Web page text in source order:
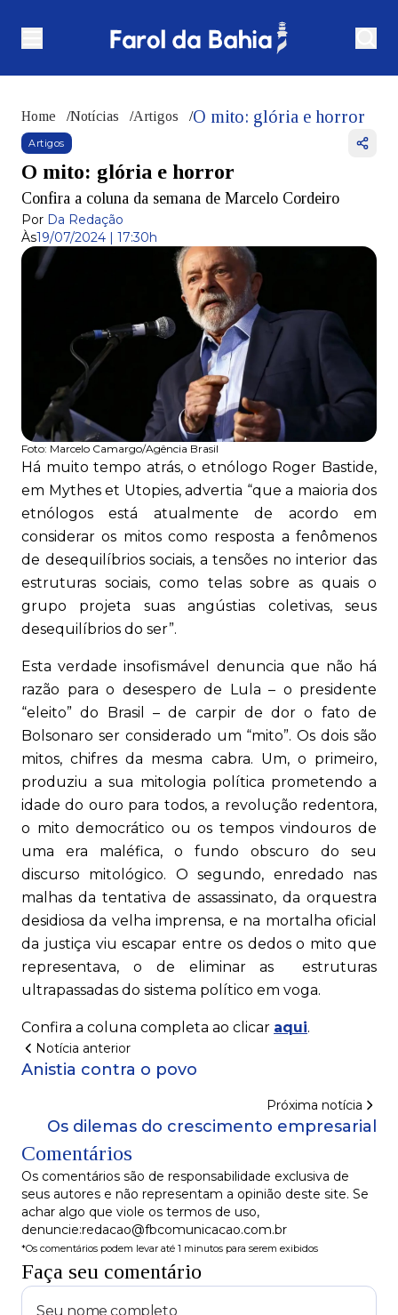
Home /Notícias /Artigos /O mito: glória e horror
Artigos
O mito: glória e horror
Confira a coluna da semana de Marcelo Cordeiro
Por Da Redação
Às19/07/2024 | 17:30h
Foto: Marcelo Camargo/Agência Brasil
Há muito tempo atrás, o etnólogo Roger Bastide,
em Mythes et Utopies, advertia “que a maioria dos
etnólogos está atualmente de acordo em
considerar os mitos como resposta a fenômenos
de desequilíbrios sociais, a tensões no interior das
estruturas sociais, como telas sobre as quais o
grupo projeta suas angústias coletivas, seus
desequilíbrios do ser”.
Esta verdade insofismável denuncia que não há
razão para o desespero de Lula – o presidente
“eleito” do Brasil – de carpir de dor o fato de
Bolsonaro ser considerado um “mito”. Os dois são
mitos, chifres da mesma cabra. Um, o primeiro,
produziu a sua mitologia política prometendo a
idade do ouro para todos, a revolução redentora,
o mito democrático ou os tempos vindouros de
uma era maléfica, o fundo obscuro do seu
discurso mitológico. O segundo, enredado nas
malhas da tentativa de assassinato, da orquestra
desidiosa da velha imprensa, e na mortalha oficial
da justiça viu escapar entre os dedos o mito que
representava, o de eliminar as estruturas
ultrapassadas do sistema político em voga.
Confira a coluna completa ao clicar aqui.
Notícia anterior
Anistia contra o povo
Próxima notícia
Os dilemas do crescimento empresarial
Comentários
Os comentários são de responsabilidade exclusiva de
seus autores e não representam a opinião deste site. Se
achar algo que viole os termos de uso,
denuncie:redacao@fbcomunicacao.com.br
*Os comentários podem levar até 1 minutos para serem exibidos
Faça seu comentário